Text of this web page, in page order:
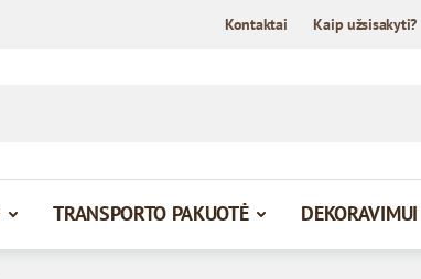
Kontaktai Kaip užsisakyti?
TRANSPORTO PAKUOTĖ DEKORAVIMUI